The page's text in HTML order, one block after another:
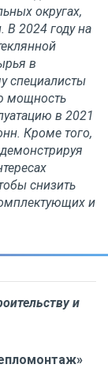
округах,
В 2024 году на
в
специалисты
мощность
в 2021
Кроме того,
снизить
и
и